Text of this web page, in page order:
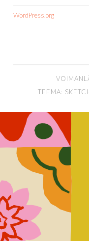
WordPress.org
TEEMA: